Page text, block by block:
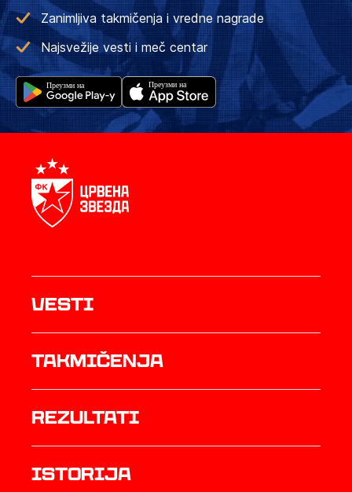
Zanimljiva takmičenja i vredne nagrade
Najsvežije vesti i meč centar
Vesti
Takmičenja
rezultati
istorija